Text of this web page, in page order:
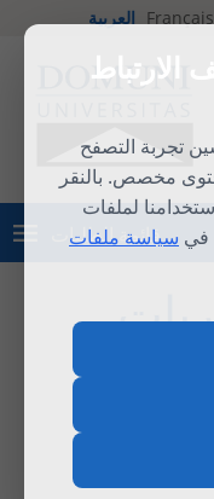
الارتباط
تجربة التصفح
مخصص. بالنقر
لملفات
في سياسة ملفات
Français العربية
قائمة الطلبات